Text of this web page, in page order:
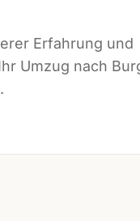
Erfahrung und
Umzug nach